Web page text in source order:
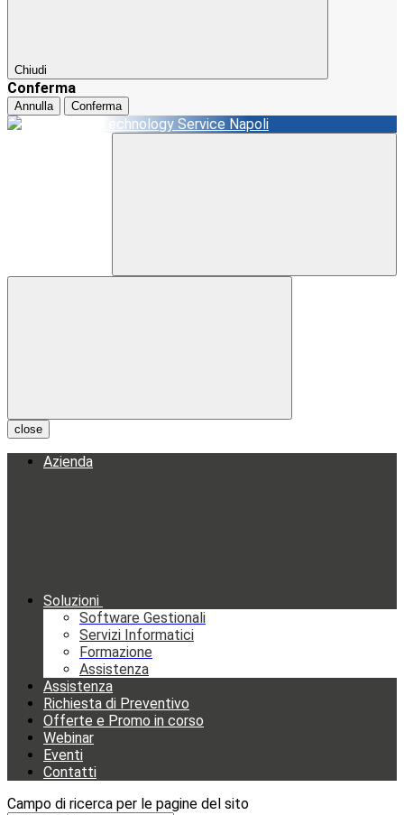
Chiudi
Conferma
Annulla Conferma
close
Azienda
Soluzioni
Software Gestionali
Servizi Informatici
Formazione
Assistenza
Assistenza
Richiesta di Preventivo
Offerte e Promo in corso
Webinar
Eventi
Contatti
Campo di ricerca per le pagine del sito